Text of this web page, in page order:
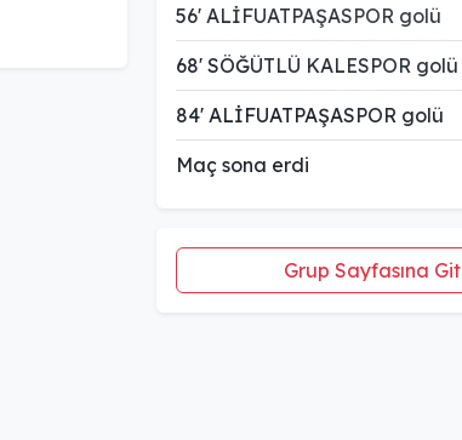
56' ALİFUATPAŞASPOR golü
68' SÖĞÜTLÜ KALESPOR golü
84' ALİFUATPAŞASPOR golü
Maç sona erdi
Grup Sayfasına Git